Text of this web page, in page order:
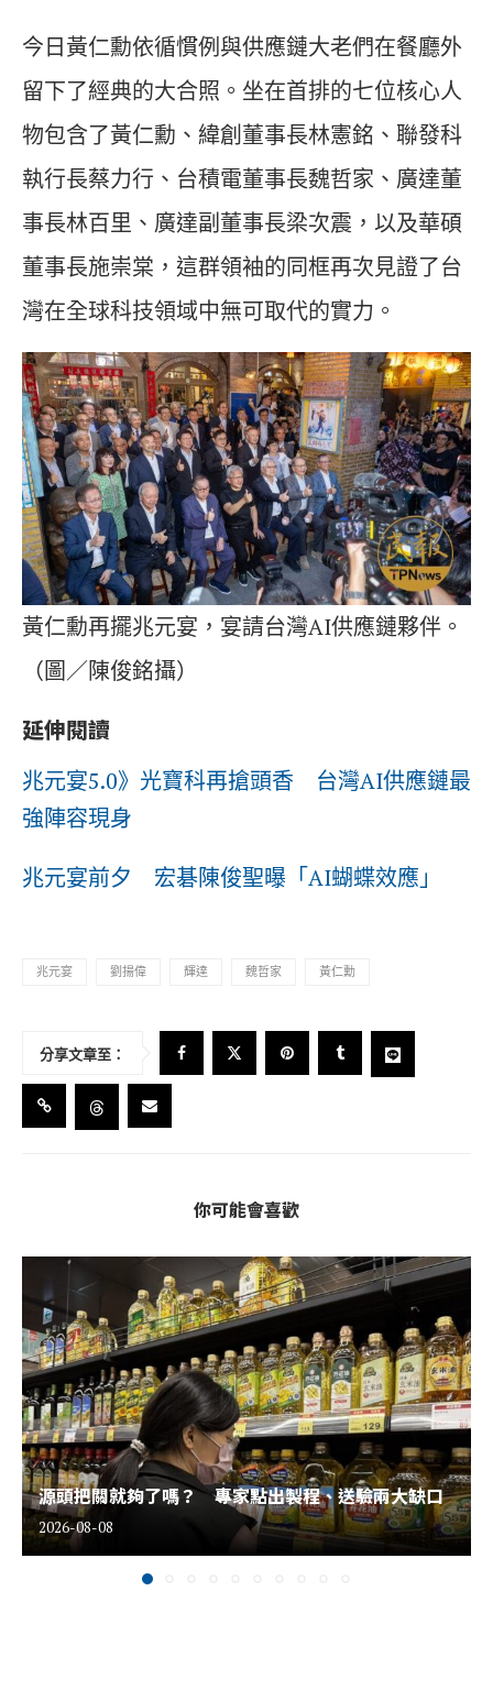
今日黃仁勳依循慣例與供應鏈大老們在餐廳外
留下了經典的大合照。坐在首排的七位核心人
物包含了黃仁勳、緯創董事長林憲銘、聯發科
執行長蔡力行、台積電董事長魏哲家、廣達董
事長林百里、廣達副董事長梁次震，以及華碩
董事長施崇棠，這群領袖的同框再次見證了台
灣在全球科技領域中無可取代的實力。
黃仁勳再擺兆元宴，宴請台灣AI供應鏈夥伴。
（圖／陳俊銘攝）
延伸閱讀
兆元宴5.0》光寶科再搶頭香 台灣AI供應鏈最
強陣容現身
兆元宴前夕 宏碁陳俊聖曝「AI蝴蝶效應」
兆元宴 劉揚偉 輝達 魏哲家 黃仁勳
分享文章至：
你可能會喜歡
源頭把關就夠了嗎？ 專家點出製程、送驗兩大缺口
2026-08-08